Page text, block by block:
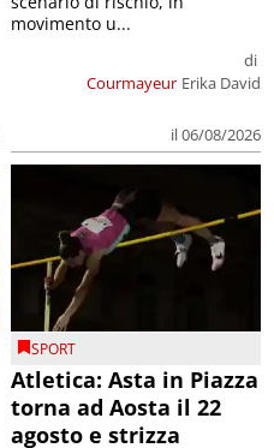
Courmayeur
di
Erika David
il 06/08/2026
movimento u...
SPORT
Atletica: Asta in Piazza
torna ad Aosta il 22
agosto e strizza